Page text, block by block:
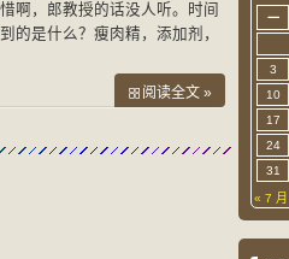
啊，郎教授的话没人听。时间
的是什么？瘦肉精，添加剂，
阅读全文 »
一
3
10
17
24
31
« 7 月